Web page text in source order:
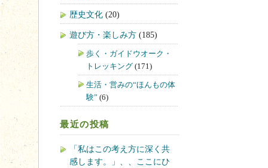
歴史文化 (20)
遊び方・楽しみ方 (185)
歩く・ガイドウオーク・
トレッキング (171)
生活・営みの“ほんもの体
験” (6)
最近の投稿
「私はこの考え方に深く共
感します。」、、ここにひ